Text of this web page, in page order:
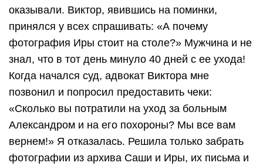
оказывали. Виктор, явившись на поминки,
принялся у всех спрашивать: «А почему
фотография Иры стоит на столе?» Мужчина и не
знал, что в тот день минуло 40 дней с ее ухода!
Когда начался суд, адвокат Виктора мне
позвонил и попросил предоставить чеки:
«Сколько вы потратили на уход за больным
Александром и на его похороны? Мы все вам
вернем!» Я отказалась. Решила только забрать
фотографии из архива Саши и Иры, их письма и